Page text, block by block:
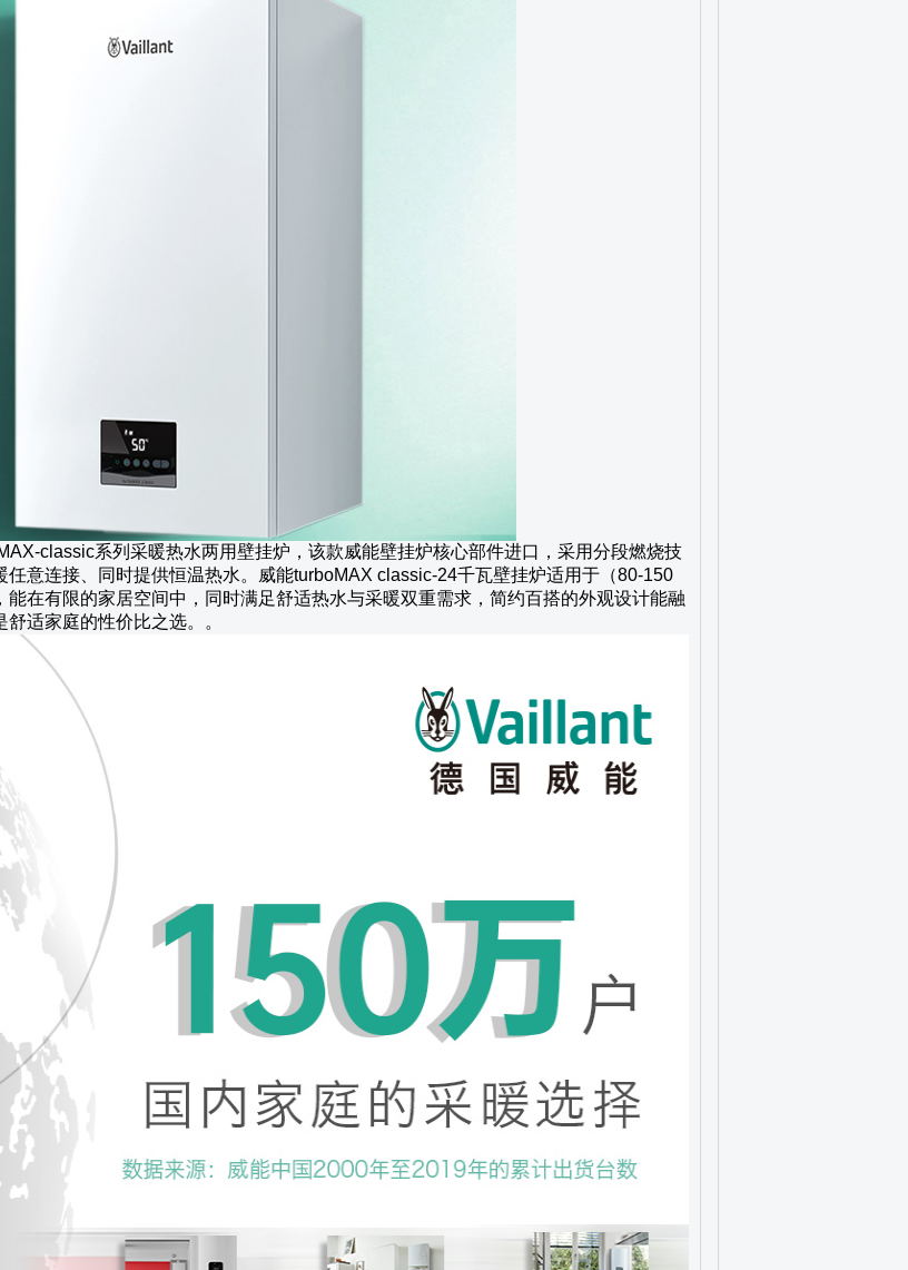
classic系列采暖热水两用壁挂炉，该款威能壁挂炉核心部件进口，采用分段燃烧技
任意连接、同时提供恒温热水。威能turboMAX classic-24千瓦壁挂炉适用于（80-150
能在有限的家居空间中，同时满足舒适热水与采暖双重需求，简约百搭的外观设计能融
舒适家庭的性价比之选。。